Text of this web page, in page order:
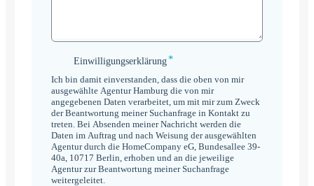
Einwilligungserklärung
Einwilligungserklärung*
Ich bin damit einverstanden, dass die oben von mir
ausgewählte Agentur Hamburg die von mir
angegebenen Daten verarbeitet, um mit mir zum Zweck
der Beantwortung meiner Suchanfrage in Kontakt zu
treten. Bei Absenden meiner Nachricht werden die
Daten im Auftrag und nach Weisung der ausgewählten
Agentur durch die HomeCompany eG, Bundesallee 39-
40a, 10717 Berlin, erhoben und an die jeweilige
Agentur zur Beantwortung meiner Suchanfrage
weitergeleitet.